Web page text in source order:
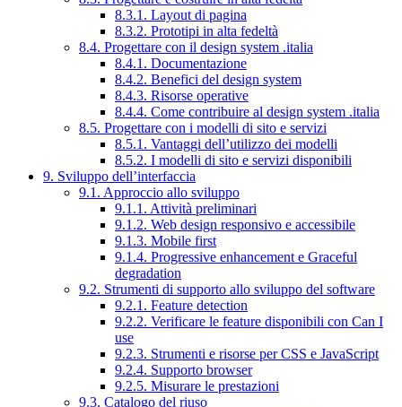
8.3.1. Layout di pagina
8.3.2. Prototipi in alta fedeltà
8.4. Progettare con il design system .italia
8.4.1. Documentazione
8.4.2. Benefici del design system
8.4.3. Risorse operative
8.4.4. Come contribuire al design system .italia
8.5. Progettare con i modelli di sito e servizi
8.5.1. Vantaggi dell’utilizzo dei modelli
8.5.2. I modelli di sito e servizi disponibili
9. Sviluppo dell’interfaccia
9.1. Approccio allo sviluppo
9.1.1. Attività preliminari
9.1.2. Web design responsivo e accessibile
9.1.3. Mobile first
9.1.4. Progressive enhancement e Graceful
degradation
9.2. Strumenti di supporto allo sviluppo del software
9.2.1. Feature detection
9.2.2. Verificare le feature disponibili con Can I
use
9.2.3. Strumenti e risorse per CSS e JavaScript
9.2.4. Supporto browser
9.2.5. Misurare le prestazioni
9.3. Catalogo del riuso